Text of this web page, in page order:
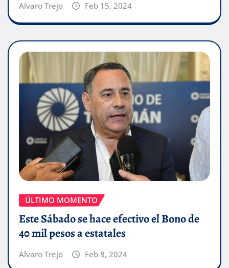
Alvaro Trejo Feb 15, 2024
ÚLTIMO MOMENTO
Este Sábado se hace efectivo el Bono de
40 mil pesos a estatales
Alvaro Trejo Feb 8, 2024